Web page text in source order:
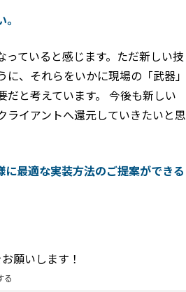
ていると感じます。ただ新しい技
、それらをいかに現場の「武器」
と考えています。 今後も新しい
イアントへ還元していきたいと思
最適な実装方法のご提案ができる
願いします！
る